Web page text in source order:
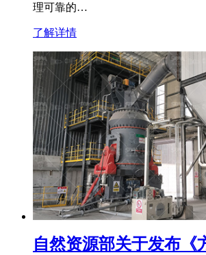
理可靠的…
了解详情
自然资源部关于发布《